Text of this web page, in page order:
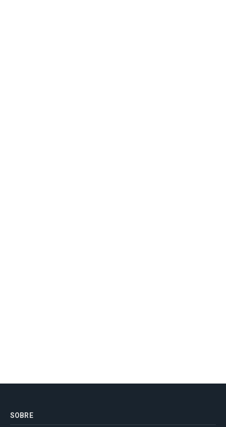
SOBRE